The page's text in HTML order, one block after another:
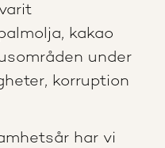
kakao
under
korruption
har vi